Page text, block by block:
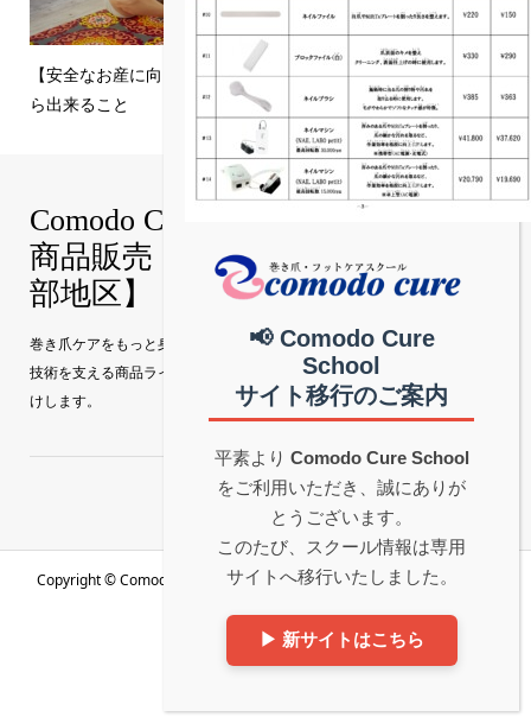
【安全なお産に向けて】今か
ら出来ること
女性アスリートはさらに注意
すべき骨盤底筋！！
Comodo Cure｜巻き爪補正技術・
商品販売【真和グループ公式│中
部地区】
巻き爪ケアをもっと身近に。 Comodo Cure（コモドキュア）の特許補正
技術を支える商品ラインナップを、真和グループ公式サイトから直接お届
けします。
Copyright ©Comodo Cure｜巻き爪補正技術・商品販売【真和グループ
公式│中部地区】. All Rights Reserved.
📢 Comodo Cure
School
サイト移行のご案内
平素より Comodo Cure School
をご利用いただき、誠にありが
とうございます。
このたび、スクール情報は専用
サイトへ移行いたしました。
▶ 新サイトはこちら